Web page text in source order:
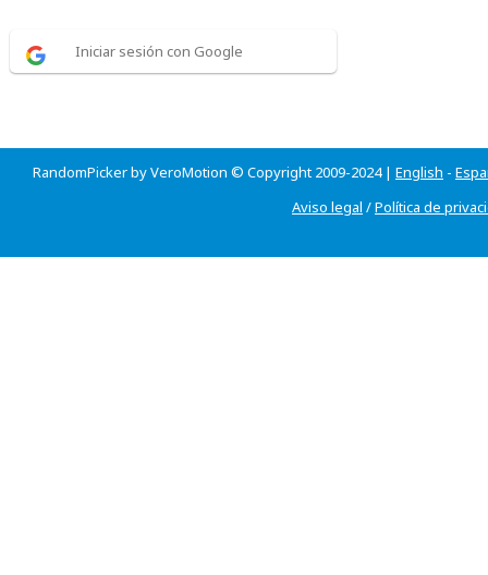
Iniciar sesión con Google
RandomPicker by VeroMotion © Copyright 2009-2024 | English -
Aviso legal /Política de